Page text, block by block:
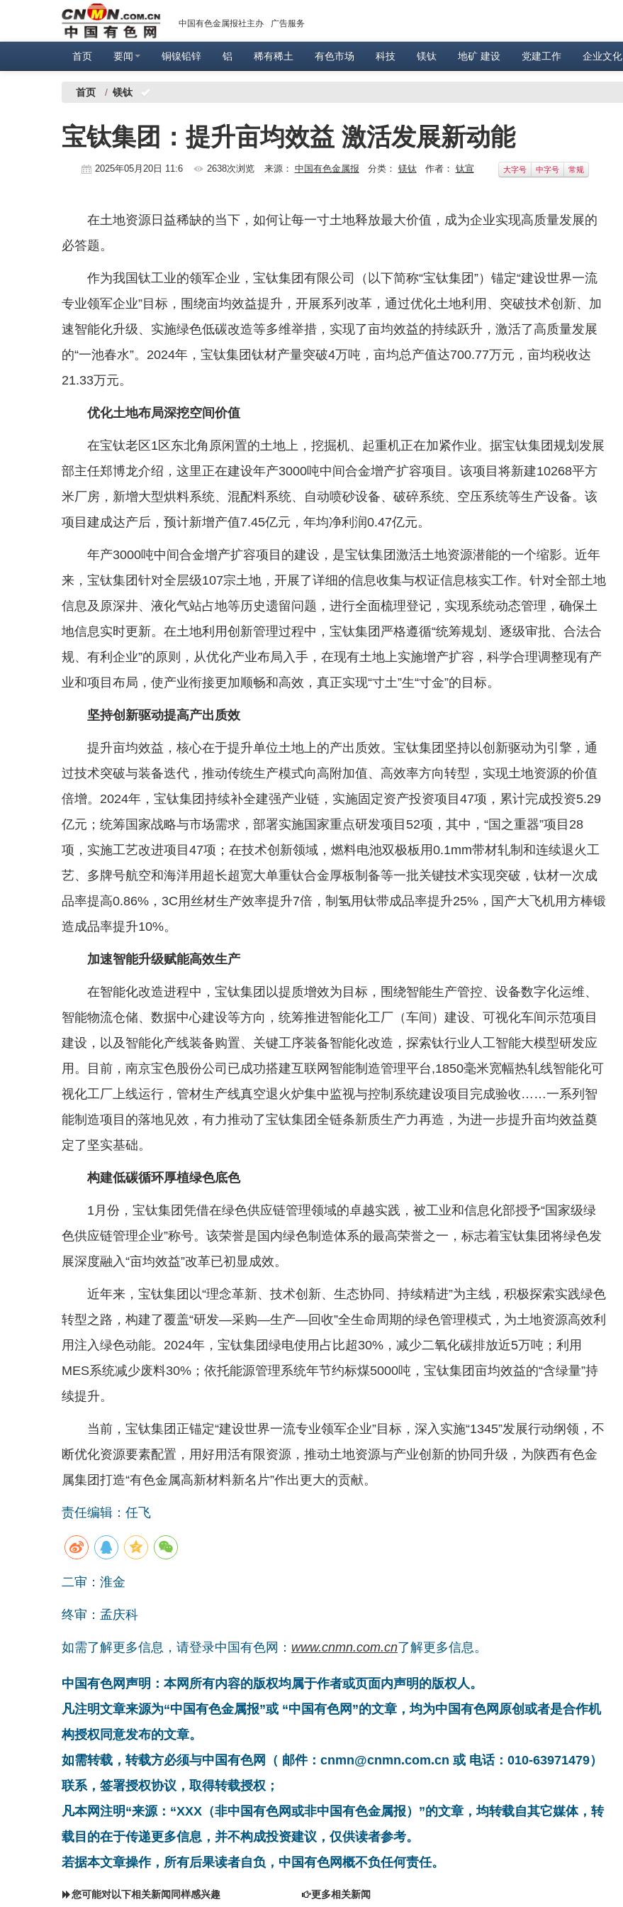
中国有色金属报社主办 广告服务
首页 要闻 铜镍铅锌 铝 稀有稀土 有色市场 科技 镁钛 地矿 建设 党建工作 企业文化
首页 / 镁钛
宝钛集团：提升亩均效益 激活发展新动能
2025年05月20日 11:6 2638次浏览 来源： 中国有色金属报 分类： 镁钛作者： 钛宣 大字号 中字号 常规
在土地资源日益稀缺的当下，如何让每一寸土地释放最大价值，成为企业实现高质量发展的
必答题。
作为我国钛工业的领军企业，宝钛集团有限公司（以下简称“宝钛集团”）锚定“建设世界一流
专业领军企业”目标，围绕亩均效益提升，开展系列改革，通过优化土地利用、突破技术创新、加
速智能化升级、实施绿色低碳改造等多维举措，实现了亩均效益的持续跃升，激活了高质量发展
的“一池春水”。2024年，宝钛集团钛材产量突破4万吨，亩均总产值达700.77万元，亩均税收达
21.33万元。
优化土地布局深挖空间价值
在宝钛老区1区东北角原闲置的土地上，挖掘机、起重机正在加紧作业。据宝钛集团规划发展
部主任郑博龙介绍，这里正在建设年产3000吨中间合金增产扩容项目。该项目将新建10268平方
米厂房，新增大型烘料系统、混配料系统、自动喷砂设备、破碎系统、空压系统等生产设备。该
项目建成达产后，预计新增产值7.45亿元，年均净利润0.47亿元。
年产3000吨中间合金增产扩容项目的建设，是宝钛集团激活土地资源潜能的一个缩影。近年
来，宝钛集团针对全层级107宗土地，开展了详细的信息收集与权证信息核实工作。针对全部土地
信息及原深井、液化气站占地等历史遗留问题，进行全面梳理登记，实现系统动态管理，确保土
地信息实时更新。在土地利用创新管理过程中，宝钛集团严格遵循“统筹规划、逐级审批、合法合
规、有利企业”的原则，从优化产业布局入手，在现有土地上实施增产扩容，科学合理调整现有产
业和项目布局，使产业衔接更加顺畅和高效，真正实现“寸土”生“寸金”的目标。
坚持创新驱动提高产出质效
提升亩均效益，核心在于提升单位土地上的产出质效。宝钛集团坚持以创新驱动为引擎，通
过技术突破与装备迭代，推动传统生产模式向高附加值、高效率方向转型，实现土地资源的价值
倍增。2024年，宝钛集团持续补全建强产业链，实施固定资产投资项目47项，累计完成投资5.29
亿元；统筹国家战略与市场需求，部署实施国家重点研发项目52项，其中，“国之重器”项目28
项，实施工艺改进项目47项；在技术创新领域，燃料电池双极板用0.1mm带材轧制和连续退火工
艺、多牌号航空和海洋用超长超宽大单重钛合金厚板制备等一批关键技术实现突破，钛材一次成
品率提高0.86%，3C用丝材生产效率提升7倍，制氢用钛带成品率提升25%，国产大飞机用方棒锻
造成品率提升10%。
加速智能升级赋能高效生产
在智能化改造进程中，宝钛集团以提质增效为目标，围绕智能生产管控、设备数字化运维、
智能物流仓储、数据中心建设等方向，统筹推进智能化工厂（车间）建设、可视化车间示范项目
建设，以及智能化产线装备购置、关键工序装备智能化改造，探索钛行业人工智能大模型研发应
用。目前，南京宝色股份公司已成功搭建互联网智能制造管理平台,1850毫米宽幅热轧线智能化可
视化工厂上线运行，管材生产线真空退火炉集中监视与控制系统建设项目完成验收……一系列智
能制造项目的落地见效，有力推动了宝钛集团全链条新质生产力再造，为进一步提升亩均效益奠
定了坚实基础。
构建低碳循环厚植绿色底色
1月份，宝钛集团凭借在绿色供应链管理领域的卓越实践，被工业和信息化部授予“国家级绿
色供应链管理企业”称号。该荣誉是国内绿色制造体系的最高荣誉之一，标志着宝钛集团将绿色发
展深度融入“亩均效益”改革已初显成效。
近年来，宝钛集团以“理念革新、技术创新、生态协同、持续精进”为主线，积极探索实践绿色
转型之路，构建了覆盖“研发—采购—生产—回收”全生命周期的绿色管理模式，为土地资源高效利
用注入绿色动能。2024年，宝钛集团绿电使用占比超30%，减少二氧化碳排放近5万吨；利用
MES系统减少废料30%；依托能源管理系统年节约标煤5000吨，宝钛集团亩均效益的“含绿量”持
续提升。
当前，宝钛集团正锚定“建设世界一流专业领军企业”目标，深入实施“1345”发展行动纲领，不
断优化资源要素配置，用好用活有限资源，推动土地资源与产业创新的协同升级，为陕西有色金
属集团打造“有色金属高新材料新名片”作出更大的贡献。
责任编辑：任飞
二审：淮金
终审：孟庆科
如需了解更多信息，请登录中国有色网： www.cnmn.com.cn了解更多信息。
中国有色网声明：本网所有内容的版权均属于作者或页面内声明的版权人。
凡注明文章来源为“中国有色金属报”或 “中国有色网”的文章，均为中国有色网原创或者是合作机
构授权同意发布的文章。
如需转载，转载方必须与中国有色网（ 邮件：cnmn@cnmn.com.cn 或 电话：010-63971479）
联系，签署授权协议，取得转载授权；
凡本网注明“来源：“XXX（非中国有色网或非中国有色金属报）”的文章，均转载自其它媒体，转
载目的在于传递更多信息，并不构成投资建议，仅供读者参考。
若据本文章操作，所有后果读者自负，中国有色网概不负任何责任。
您可能对以下相关新闻同样感兴趣 更多相关新闻